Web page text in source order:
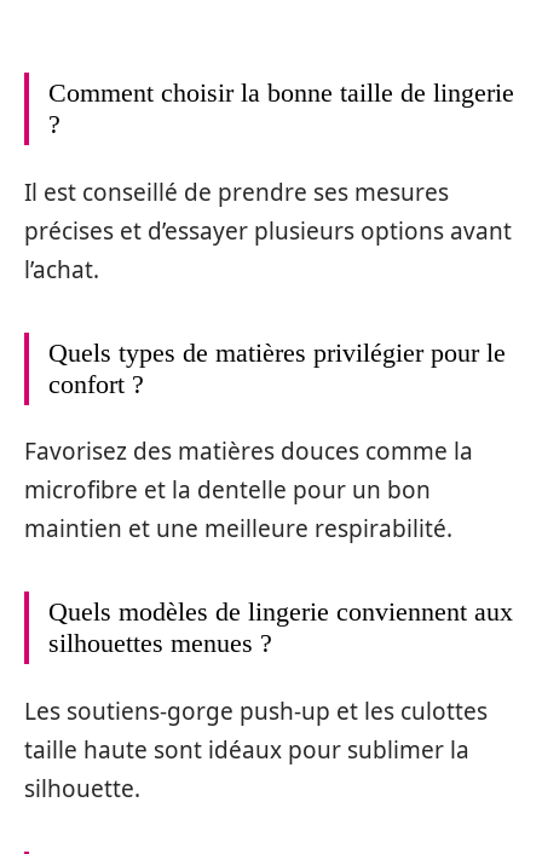
Comment choisir la bonne taille de lingerie
?
Il est conseillé de prendre ses mesures
précises et d’essayer plusieurs options avant
l’achat.
Quels types de matières privilégier pour le
confort ?
Favorisez des matières douces comme la
microfibre et la dentelle pour un bon
maintien et une meilleure respirabilité.
Quels modèles de lingerie conviennent aux
silhouettes menues ?
Les soutiens-gorge push-up et les culottes
taille haute sont idéaux pour sublimer la
silhouette.